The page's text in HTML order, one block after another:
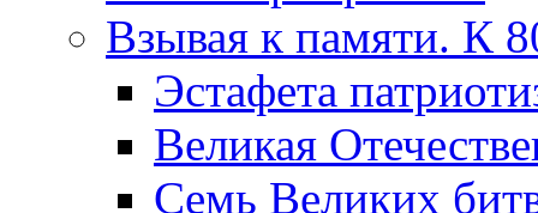
Взывая к памяти. К
Эcтафета
Великая
Семь Великих